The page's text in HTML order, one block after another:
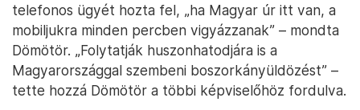
telefonos ügyét hozta fel, „ha Magyar úr itt van, a
mobiljukra minden percben vigyázzanak” – mondta
Dömötör. „Folytatják huszonhatodjára is a
Magyarországgal szembeni boszorkányüldözést” –
tette hozzá Dömötör a többi képviselőhöz fordulva.